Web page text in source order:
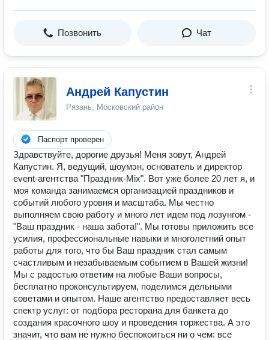
Позвонить Чат
Андрей Капустин
Рязань, Московский район
Паспорт проверен
Здравствуйте, дорогие друзья! Меня зовут, Андрей
Капустин. Я, ведущий, шоумэн, основатель и директор
event-агентства "Праздник-Mix". Вот уже более 20 лет я, и
моя команда занимаемся организацией праздников и
событий любого уровня и масштаба. Мы честно
выполняем свою работу и много лет идем под лозунгом -
"Ваш праздник - наша забота!". Мы готовы приложить все
усилия, профессиональные навыки и многолетний опыт
работы для того, что бы Ваш праздник стал самым
счастливым и незабываемым событием в Вашей жизни!
Мы с радостью ответим на любые Ваши вопросы,
бесплатно проконсультируем, поделимся дельными
советами и опытом. Наше агентство предоставляет весь
спектр услуг: от подбора ресторана для банкета до
создания красочного шоу и проведения торжества. А это
значит, что вам не нужно беспокоиться ни о чем: все